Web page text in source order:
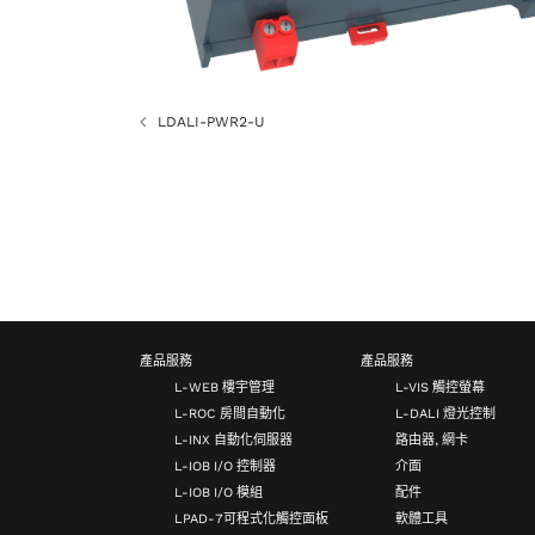
LDALI-PWR2-U
產品服務
L-WEB 樓宇管理
L-ROC 房間自動化
L-INX 自動化伺服器
L-IOB I/O 控制器
L-IOB I/O 模組
LPAD-7可程式化觸控面板
產品服務
L-VIS 觸控螢幕
L-DALI 燈光控制
路由器, 網卡
介面
配件
軟體工具